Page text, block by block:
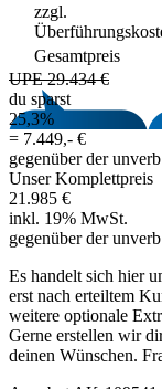
zzgl.
Gesamtpreis
UPE 29.434 €
du sparst
25,3%
= 7.449,- €
gegenüber der
Unser Komplettpreis
21.985 €
inkl. 19% MwSt.
gegenüber der
Es handelt sich hier
erst nach erteiltem
weitere optionale
Gerne erstellen wir
deinen Wünschen.